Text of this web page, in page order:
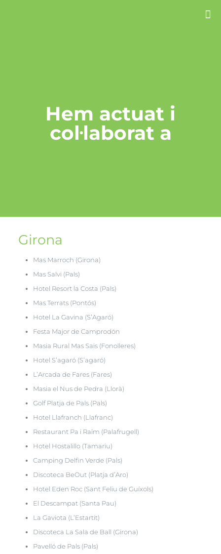
Hem actuat i
col·laborat a
Girona
Mas Marroch (Girona)
Mas Salvi (Pals)
Hotel Resort la Costa (Pals)
Mas Terrats (Pontós)
Hotel La Gavina (S’Agaró)
Festa Major de Camprodón
Masia Rural Mas Sais (Fonolleres)
Hotel S’agaró (S’agaró)
L’Arcada de Fares (Fares)
Masia el Nus de Pedra (Llorà)
Golf Platja de Pals (Pals)
Hotel Llafranch (Llafranc)
Restaurant Pa i Raïm (Palafrugell)
Hotel Hostalillo (Tamariu)
Camping Delfin Verde (Pals)
Discoteca BeOut (Platja d’Aro)
Hotel Eden Roc (Sant Feliu de Guíxols)
El Descampat (Santa Pau)
La Gaviota (L’Estartit)
Discoteca La Sala de Ball (Girona)
Pavelló de Pals (Pals)